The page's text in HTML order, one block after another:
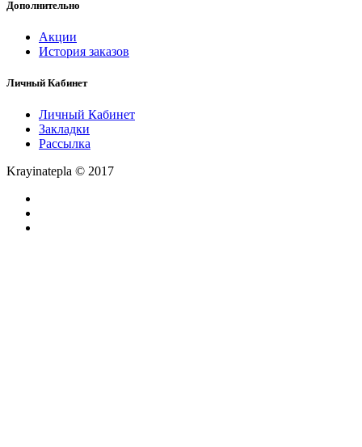
Дополнительно
Акции
История заказов
Личный Кабинет
Личный Кабинет
Закладки
Рассылка
Krayinatepla © 2017